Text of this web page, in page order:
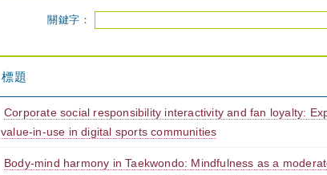
關鍵字：
標題
Corporate social responsibility interactivity and fan loyalty:
value-in-use in digital sports communities
Body-mind harmony in Taekwondo: Mindfulness as a